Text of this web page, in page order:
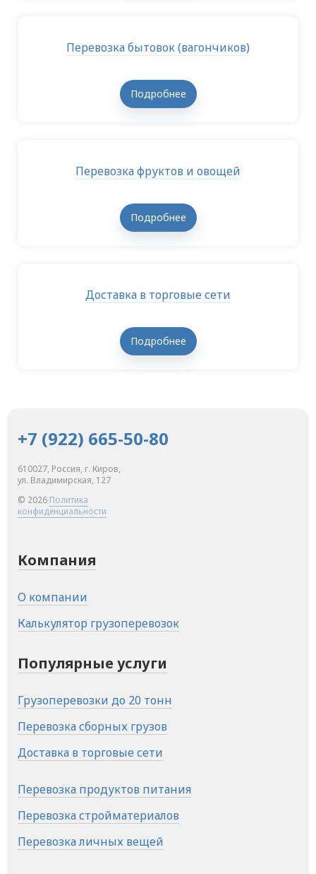
Перевозка бытовок (вагончиков)
Подробнее
Перевозка фруктов и овощей
Подробнее
Доставка в торговые сети
Подробнее
Компания
О компании
Калькулятор грузоперевозок
Популярные услуги
Грузоперевозки до 20 тонн
Перевозка сборных грузов
Доставка в торговые сети
Перевозка продуктов питания
Перевозка стройматериалов
Перевозка личных вещей
+7 (922) 665-50-80
610027, Россия, г. Киров,
ул. Владимирская, 127
© 2026 Политика
конфиденциальности